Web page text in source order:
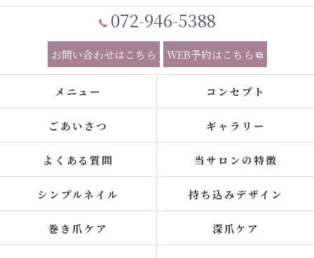
072-946-5388
お問い合わせはこちら WEB予約はこちら
メニュー コンセプト
ごあいさつ ギャラリー
よくある質問 当サロンの特徴
シンプルネイル 持ち込みデザイン
巻き爪ケア 深爪ケア